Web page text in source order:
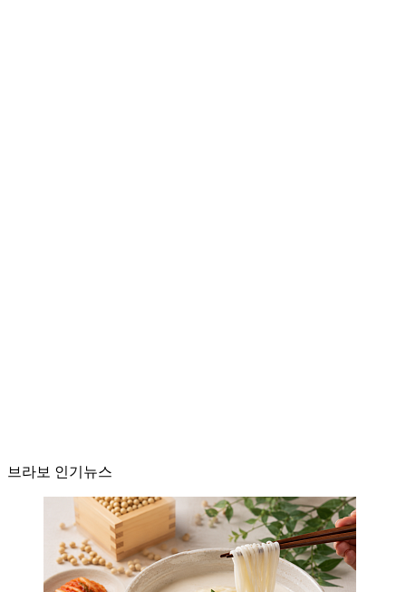
브라보 인기뉴스